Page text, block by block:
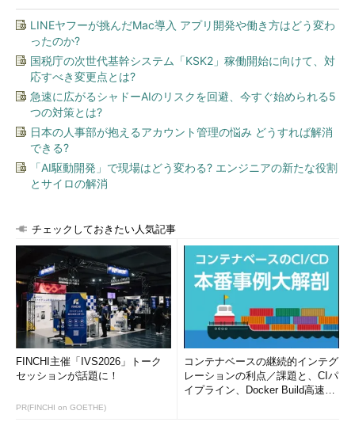
LINEヤフーが挑んだMac導入 アプリ開発や働き方はどう変わ
ったのか?
国税庁の次世代基幹システム「KSK2」稼働開始に向けて、対
応すべき変更点とは?
急速に広がるシャドーAIのリスクを回避、今すぐ始められる5
つの対策とは?
日本の人事部が抱えるアカウント管理の悩み どうすれば解消
できる?
「AI駆動開発」で現場はどう変わる? エンジニアの新たな役割
とサイロの解消
チェックしておきたい人気記事
FINCHI主催「IVS2026」トーク
セッションが話題に！
PR(FINCHI on GOETHE)
コンテナベースの継続的インテグ
レーションの利点／課題と、CIパ
イプライン、Docker Build高速化